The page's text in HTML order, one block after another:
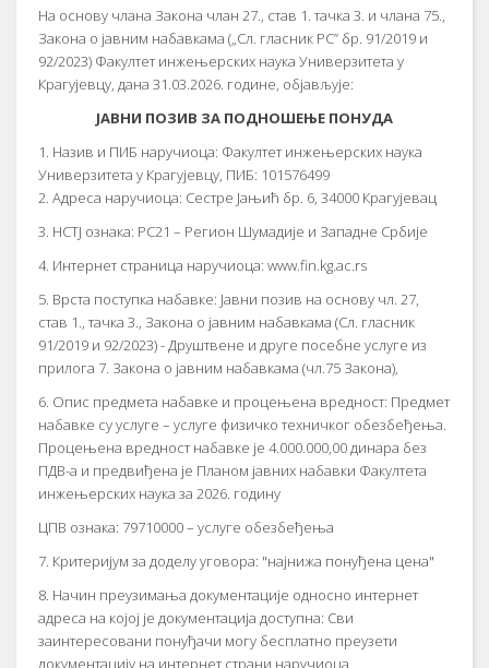
На основу члана Закона члан 27., став 1. тачка 3. и члана 75.,
Закона о јавним набавкама („Сл. гласник РС” бр. 91/2019 и
92/2023) Факултет инжењерских наука Универзитета у
Крагујевцу, дана 31.03.2026. године, објављује:
ЈАВНИ ПОЗИВ ЗА ПОДНОШЕЊЕ ПОНУДА
1. Назив и ПИБ наручиоца: Факултет инжењерских наука
Универзитета у Крагујевцу, ПИБ: 101576499
2. Адреса наручиоца: Сестре Јањић бр. 6, 34000 Крагујевац
3. НСТЈ ознака: РС21 – Регион Шумадије и Западне Србије
4. Интернет страница наручиоца: www.fin.kg.ac.rs
5. Врста поступка набавке: Јавни позив на основу чл. 27,
став 1., тачка 3., Закона о јавним набавкама (Сл. гласник
91/2019 и 92/2023) - Друштвене и друге посебне услуге из
прилога 7. Закона о јавним набавкама (чл.75 Закона),
6. Опис предмета набавке и процењена вредност: Предмет
набавке су услуге – услуге физичко техничког обезбеђења.
Процењена вредност набавке је 4.000.000,00 динара без
ПДВ-а и предвиђена је Планом јавних набавки Факултета
инжењерских наука за 2026. годину
ЦПВ ознака: 79710000 – услуге обезбеђења
7. Критеријум за доделу уговора: "најнижа понуђена цена"
8. Начин преузимања документације односно интернет
адреса на којој је документација доступна: Сви
заинтересовани понуђачи могу бесплатно преузети
документацију на интернет страни наручиоца